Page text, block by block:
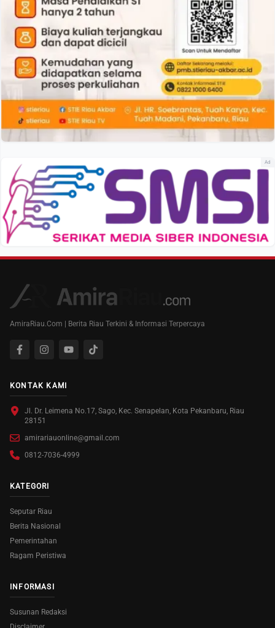
Ad
AmiraRiau.Com | Berita Riau Terkini & Informasi Terpercaya
KONTAK KAMI
Jl. Dr. Leimena No.17, Sago, Kec. Senapelan, Kota Pekanbaru, Riau
28151
amirariauonline@gmail.com
0812-7036-4999
KATEGORI
Seputar Riau
Berita Nasional
Pemerintahan
Ragam Peristiwa
INFORMASI
Susunan Redaksi